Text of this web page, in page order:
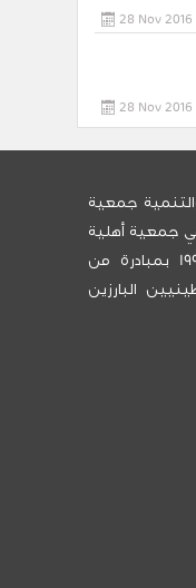
28 Nov 2016
28 Nov 2016
جمعية
جمعية أهلية
غير ربحية تأسست في العام 1990 بمبادرة من
البارزين